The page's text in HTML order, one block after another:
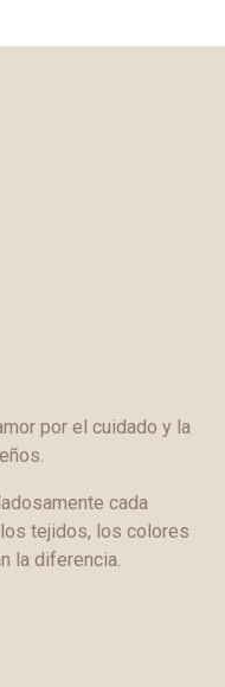
por el cuidado y la
cada
tejidos, los colores
la diferencia.